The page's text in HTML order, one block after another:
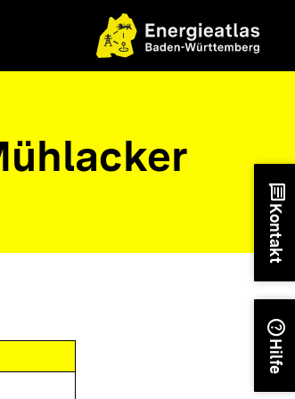
chat
Kontakt
help
Hilfe